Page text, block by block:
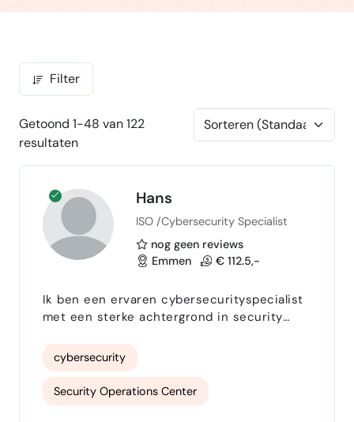
Filter
Getoond 1-48 van 122
resultaten
Hans
ISO /Cybersecurity Specialist
nog geen reviews
Emmen
€ 112.5,-
Ik ben een ervaren cybersecurityspecialist
met een sterke achtergrond in security
infrastructuur en informatiebeveiliging. Ik
help organisaties met het verbeteren van
hun digitale weerbaarheid door technische
risico’s inzichtelijk te maken en deze te
cybersecurity
Security Operations Center